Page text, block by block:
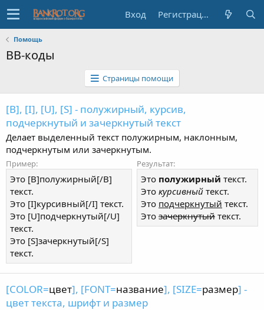
Вход Регистрация
Помощь
BB-коды
Страницы помощи
[B], [I], [U], [S] - полужирный, курсив,
подчеркнутый и зачеркнутый текст
Делает выделенный текст полужирным, наклонным,
подчеркнутым или зачеркнутым.
Пример:
Это [B]полужирный[/B]
текст.
Это [I]курсивный[/I] текст.
Это [U]подчеркнутый[/U]
текст.
Это [S]зачеркнутый[/S]
текст.
Результат:
Это полужирный текст.
Это курсивный текст.
Это подчеркнутый текст.
Это зачеркнутый текст.
[COLOR=цвет], [FONT=название], [SIZE=размер] -
цвет текста, шрифт и размер